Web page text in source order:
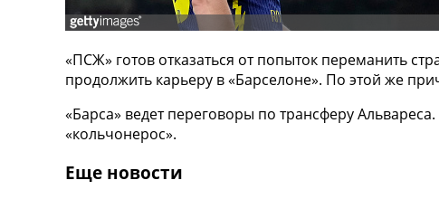
Рейтинг ФИФА
ТВ программа
RU
UA
Categories
Главная
«ПСЖ» готов отказаться от попыток переманить
продолжить карьеру в «Барселоне». По этой же
«Барса» ведет переговоры по трансферу
«кольчонерос».
Еще новости